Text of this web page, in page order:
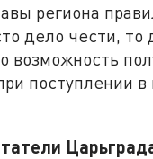
региона
дело чести, то
возможность
поступлении в